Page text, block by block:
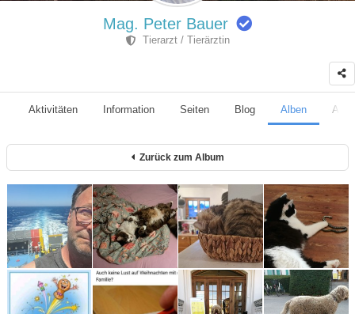
Mag. Peter Bauer
Tierarzt / Tierärztin
Aktivitäten Information Seiten Blog Alben
Zurück zum Album